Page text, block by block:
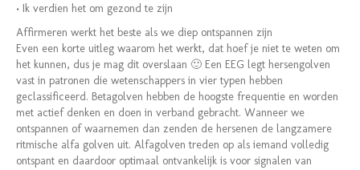
• Ik verdien het om gezond te zijn
Affirmeren werkt het beste als we diep ontspannen zijn
Even een korte uitleg waarom het werkt, dat hoef je niet te weten om
het kunnen, dus je mag dit overslaan 🙂 Een EEG legt hersengolven
vast in patronen die wetenschappers in vier typen hebben
geclassificeerd. Betagolven hebben de hoogste frequentie en worden
met actief denken en doen in verband gebracht. Wanneer we
ontspannen of waarnemen dan zenden de hersenen de langzamere
ritmische alfa golven uit. Alfagolven treden op als iemand volledig
ontspant en daardoor optimaal ontvankelijk is voor signalen van